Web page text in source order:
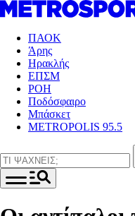
ΠΑΟΚ
Άρης
Ηρακλής
ΕΠΣΜ
ΡΟΗ
Ποδόσφαιρο
Μπάσκετ
METROPOLIS 95.5